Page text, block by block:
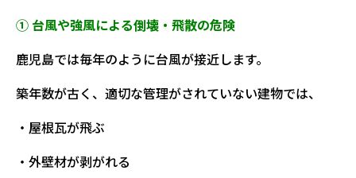
① 台風や強風による倒壊・飛散の危険
鹿児島では毎年のように台風が接近します。
築年数が古く、適切な管理がされていない建物では、
・屋根瓦が飛ぶ
・外壁材が剥がれる